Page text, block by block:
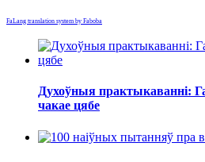
FaLang translation system by Faboba
Духоўныя практыкаванні:
чакае цябе